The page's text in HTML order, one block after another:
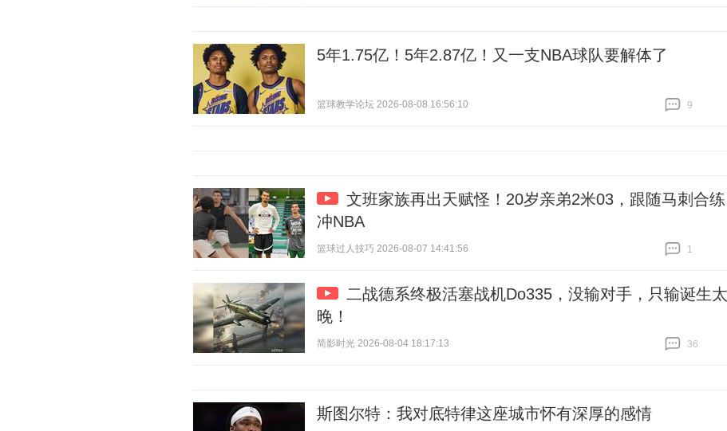
5年1.75亿！5年2.87亿！又一支NBA球队要解体了
篮球教学论坛 2026-08-08 16:56:10
9
文班家族再出天赋怪！20岁亲弟2米03，跟随马刺合练
冲NBA
篮球过人技巧 2026-08-07 14:41:56
1
二战德系终极活塞战机Do335，没输对手，只输诞生太
晚！
简影时光 2026-08-04 18:17:13
36
斯图尔特：我对底特律这座城市怀有深厚的感情